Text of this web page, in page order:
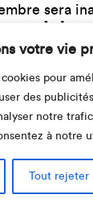
votre vie
pour
des
notre
à notre
Tout rejeter
sera